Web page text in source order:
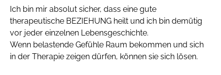
Ich bin mir absolut sicher, dass eine gute
therapeutische BEZIEHUNG heilt und ich bin demütig
vor jeder einzelnen Lebensgeschichte.
Wenn belastende Gefühle Raum bekommen und sich
in der Therapie zeigen dürfen, können sie sich lösen.